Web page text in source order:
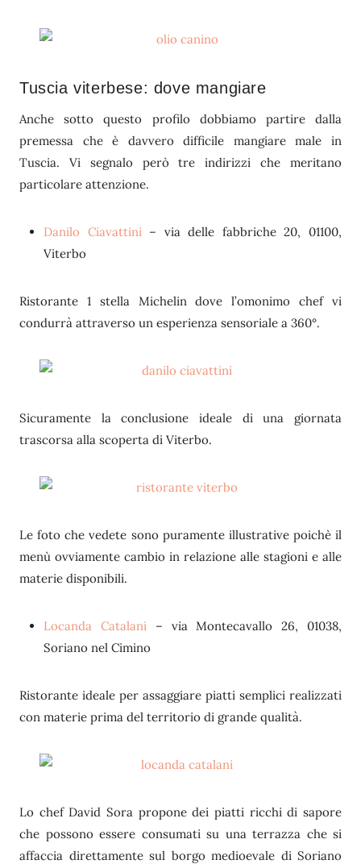
Tuscia viterbese: dove mangiare
Anche sotto questo profilo dobbiamo partire dalla
premessa che è davvero difficile mangiare male in
Tuscia. Vi segnalo però tre indirizzi che meritano
particolare attenzione.
Danilo Ciavattini– via delle fabbriche 20, 01100,
Viterbo
Ristorante 1 stella Michelin dove l’omonimo chef vi
condurrà attraverso un esperienza sensoriale a 360°.
Sicuramente la conclusione ideale di una giornata
trascorsa alla scoperta di Viterbo.
Le foto che vedete sono puramente illustrative poichè il
menù ovviamente cambio in relazione alle stagioni e alle
materie disponibili.
Locanda Catalani– via Montecavallo 26, 01038,
Soriano nel Cimino
Ristorante ideale per assaggiare piatti semplici realizzati
con materie prima del territorio di grande qualità.
Lo chef David Sora propone dei piatti ricchi di sapore
che possono essere consumati su una terrazza che si
affaccia direttamente sul borgo medioevale di Soriano